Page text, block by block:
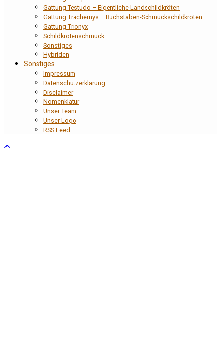
Gattung Testudo – Eigentliche Landschildkröten
Gattung Trachemys – Buchstaben-Schmuckschildkröten
Gattung Trionyx
Schildkrötenschmuck
Sonstiges
Hybriden
Sonstiges
Impressum
Datenschutzerklärung
Disclaimer
Nomenklatur
Unser Team
Unser Logo
RSS Feed